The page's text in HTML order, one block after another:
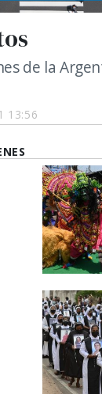
13:56
de la